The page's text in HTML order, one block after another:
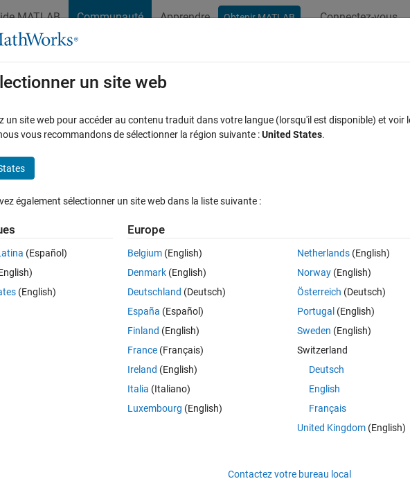
MATLAB Communauté Apprendre Obtenir MATLAB Connectez-vous
Exchange Cody
Parcourir
Arrays
0 Réponses
Afficher
Ouvrir dans MATLAB Online
plot the values of xSol and ySol by using x and y arrays as follow:
OF OBJECT
un site web
un site web pour accéder au contenu traduit dans votre langue (lorsqu'il est disponible) et voir
vous recommandons de sélectionner la région suivante :United States.
également sélectionner un site web dans la liste suivante :
(Español)
(English)
Europe
Belgium (English)
Denmark (English)
Deutschland (Deutsch)
España (Español)
Finland (English)
France (Français)
Ireland (English)
Italia (Italiano)
Luxembourg (English)
Netherlands(English)
Norway(English)
Österreich (Deutsch)
Portugal (English)
Sweden (English)
Switzerland
Deutsch
English
Français
United Kingdom(English)
Contactez votre bureau local